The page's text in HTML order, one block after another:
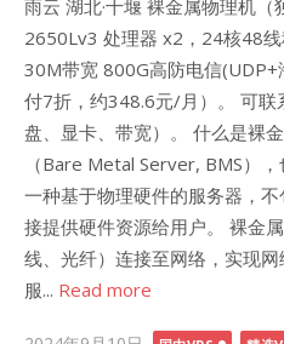
雨云 湖北·十堰 裸金属物理机
2650Lv3 处理器 x2，24核48
30M带宽 800G高防电信
付7折，约348.6元/月）。 可联
盘、显卡、带宽）。 什么是裸
（Bare Metal Server, ‌BMS）
一种基于物理硬件的服务器，
接提供硬件资源给用户。‌ 裸金
线、光纤）连接至网络，实现
服... Read more